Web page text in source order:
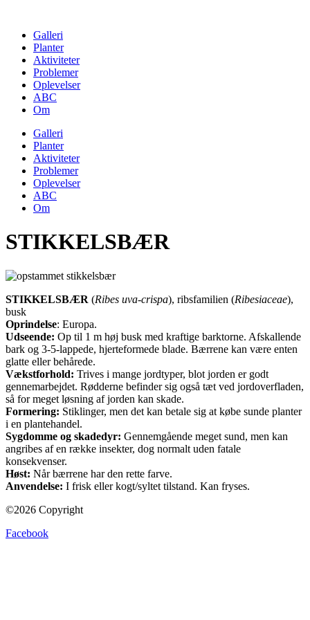
contentGalleri
Planter
Aktiviteter
Problemer
Oplevelser
ABC
Om
Galleri
Planter
Aktiviteter
Problemer
Oplevelser
ABC
Om
STIKKELSBÆR
STIKKELSBÆR (Ribes uva-crispa), ribsfamilien (Ribesiaceae),
busk
Oprindelse: Europa.
Udseende: Op til 1 m høj busk med kraftige barktorne. Afskallende
bark og 3-5-lappede, hjerteformede blade. Bærrene kan være enten
glatte eller behårede.
Vækstforhold: Trives i mange jordtyper, blot jorden er godt
gennemarbejdet. Rødderne befinder sig også tæt ved jordoverfladen,
så for meget løsning af jorden kan skade.
Formering: Stiklinger, men det kan betale sig at købe sunde planter
i en plantehandel.
Sygdomme og skadedyr: Gennemgående meget sund, men kan
angribes af en række insekter, dog normalt uden fatale
konsekvenser.
Høst: Når bærrene har den rette farve.
Anvendelse: I frisk eller kogt/syltet tilstand. Kan fryses.
©2026 Copyright
Facebook